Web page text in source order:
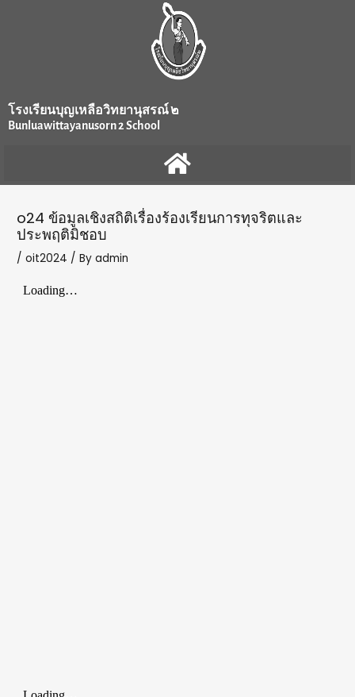
โรงเรียนบุญเหลือวิทยานุสรณ์ ๒
Bunluawittayanusorn 2 School
o24 ข้อมูลเชิงสถิติเรื่องร้องเรียนการทุจริตและ
ประพฤติมิชอบ
/oit2024 / Byadmin